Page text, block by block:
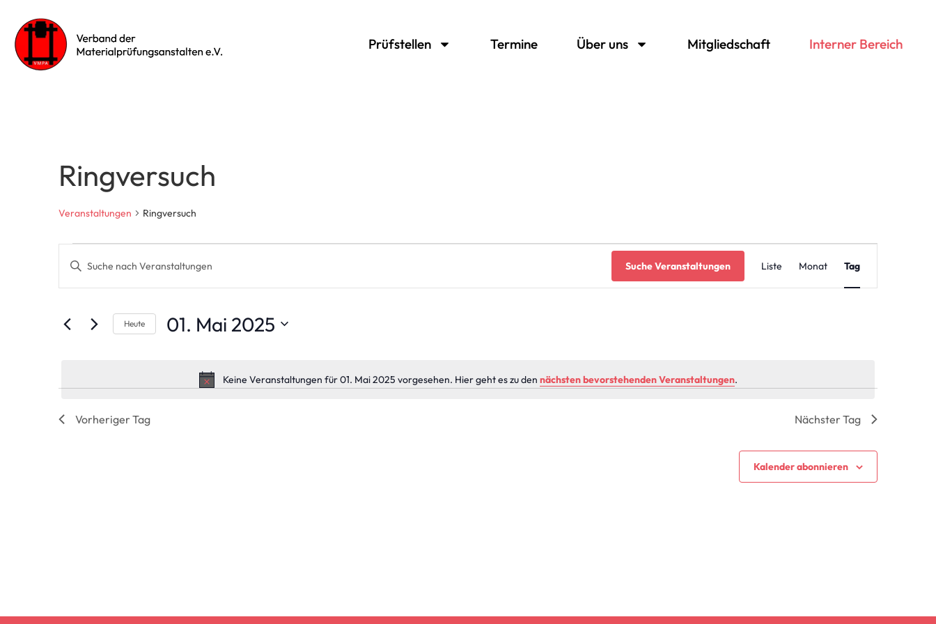
Prüfstellen Termine Über uns Mitgliedschaft Interner Bereich
Ringversuch
Veranstaltungen Ringversuch
Hinweis
Keine Veranstaltungen für 01. Mai 2025 vorgesehen. Hier geht es zu den nächsten bevorstehenden Veranstaltungen.
Veranstaltungen
Suche
Ansichten,
Bitte
Schlüsselwort
Suche
Veranstaltungen
Schlüsselwort.
Suche Veranstaltungen
Ansichten-
Liste Monat Tag
Heute 01. Mai 2025
Vorheriger Tag Nächster Tag
Kalender abonnieren